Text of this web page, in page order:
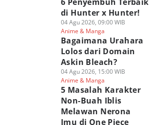
di Hunter x Hunter!
04 Agu 2026, 09:00 WIB
Anime & Manga
Bagaimana Urahara
Lolos dari Domain
Askin Bleach?
04 Agu 2026, 15:00 WIB
Anime & Manga
5 Masalah Karakter
Non-Buah Iblis
Melawan Nerona
Imu di One Piece